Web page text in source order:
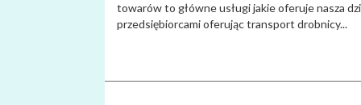
towarów to główne usługi jakie oferuje nasza
przedsiębiorcami oferując transport drobnicy...